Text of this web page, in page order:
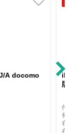
A docomo
版
付
発
在
在